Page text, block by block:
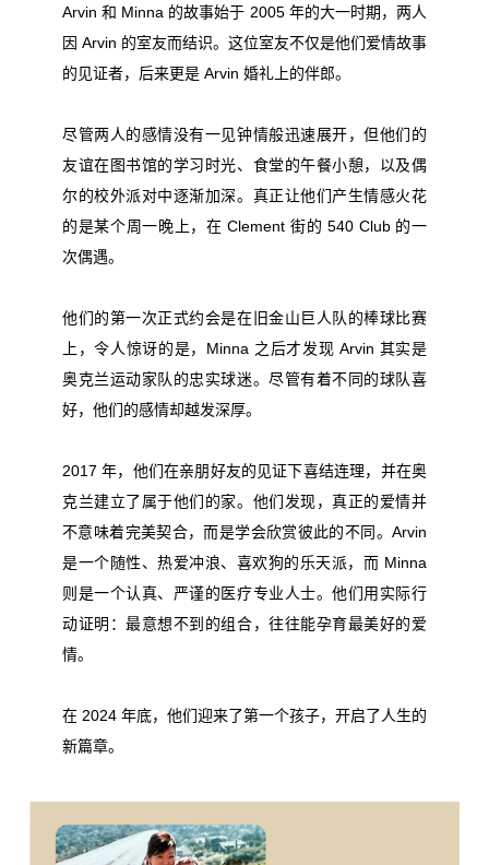
Arvin 和 Minna 的故事始于 2005 年的大一时期，两人
因 Arvin 的室友而结识。这位室友不仅是他们爱情故事
的见证者，后来更是 Arvin 婚礼上的伴郎。
尽管两人的感情没有一见钟情般迅速展开，但他们的
友谊在图书馆的学习时光、食堂的午餐小憩，以及偶
尔的校外派对中逐渐加深。真正让他们产生情感火花
的是某个周一晚上，在 Clement 街的 540 Club 的一
次偶遇。
他们的第一次正式约会是在旧金山巨人队的棒球比赛
上，令人惊讶的是，Minna 之后才发现 Arvin 其实是
奥克兰运动家队的忠实球迷。尽管有着不同的球队喜
好，他们的感情却越发深厚。
2017 年，他们在亲朋好友的见证下喜结连理，并在奥
克兰建立了属于他们的家。他们发现，真正的爱情并
不意味着完美契合，而是学会欣赏彼此的不同。Arvin
是一个随性、热爱冲浪、喜欢狗的乐天派，而 Minna
则是一个认真、严谨的医疗专业人士。他们用实际行
动证明：最意想不到的组合，往往能孕育最美好的爱
情。
在 2024 年底，他们迎来了第一个孩子，开启了人生的
新篇章。